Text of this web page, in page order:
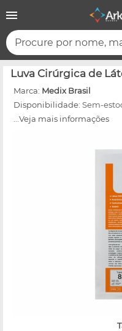
Procure por nome,
Luva Cirúrgica de
Marca: Medix Brasil
Disponibilidade: Sem-
...Veja mais informações